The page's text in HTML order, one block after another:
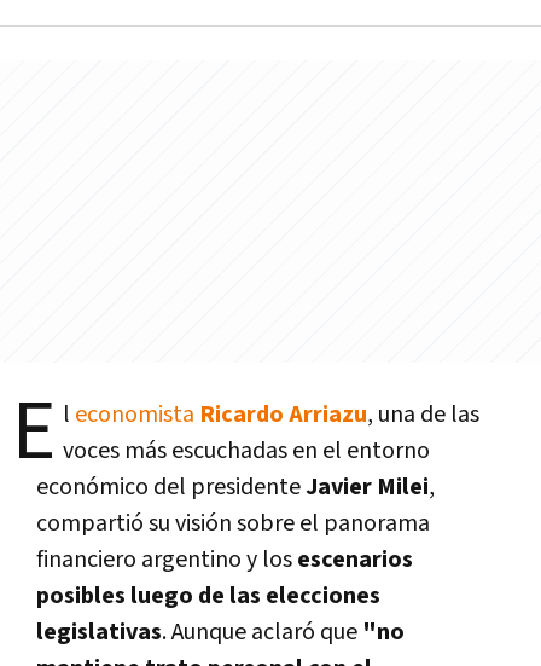
E l economista Ricardo Arriazu, una de las
voces más escuchadas en el entorno
económico del presidenteJavier Milei,
compartió su visión sobre el panorama
financiero argentino y losescenarios
posibles luego de las elecciones
legislativas. Aunque aclaró que "no